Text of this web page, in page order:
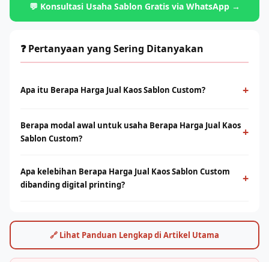
💬 Konsultasi Usaha Sablon Gratis via WhatsApp →
❓ Pertanyaan yang Sering Ditanyakan
Apa itu Berapa Harga Jual Kaos Sablon Custom? +
konvensional menggunakan screen dan tinta yang ditekan ke
permukaan kain. Cocok untuk produksi massal dengan desain
Berapa modal awal untuk usaha Berapa Harga Jual Kaos
Sablon Custom?
+
starter manual hingga mesin otomatis. Konsultasikan dengan
tim Rhino Indonesia untuk simulasi usaha sesuai budget Anda.
Apa kelebihan Berapa Harga Jual Kaos Sablon Custom
dibanding digital printing?
+
rendah. Digital printing (DTF/sublimasi) unggul untuk order
satuan, full-color, dan desain detail. Keduanya bisa saling
🔗 Lihat Panduan Lengkap di Artikel Utama